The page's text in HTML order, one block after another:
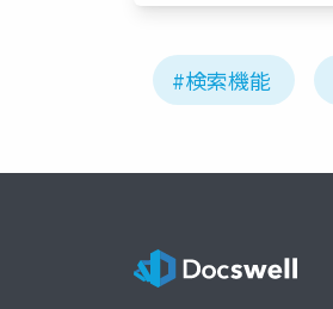
#検索機能